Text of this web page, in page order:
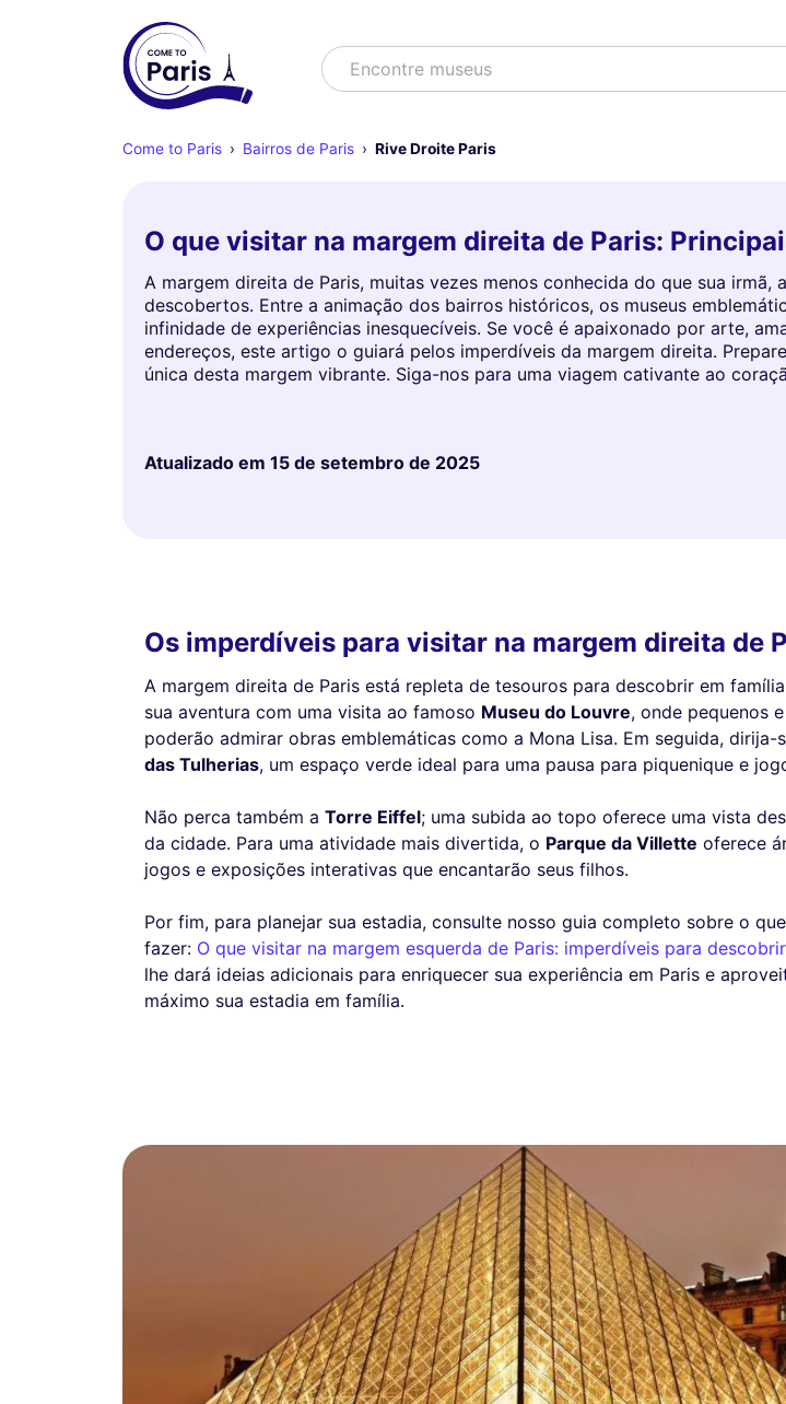
BuscarEncontre espectá
Come to Paris Bairros de Paris Rive Droite Paris
O que visitar na margem direita de Paris:
A margem direita de Paris, muitas vezes menos conhecida do que sua
descobertos. Entre a animação dos bairros históricos, os museus
infinidade de experiências inesquecíveis. Se você é apaixonado por arte,
endereços, este artigo o guiará pelos imperdíveis da margem direita.
única desta margem vibrante. Siga-nos para uma viagem cativante ao
Atualizado em 15 de setembro de 2025
Os imperdíveis para visitar na margem direita de
A margem direita de Paris está repleta de tesouros para descobrir em
sua aventura com uma visita ao famoso Museu do Louvre, onde pequenos
poderão admirar obras emblemáticas como a Mona Lisa. Em seguida, dirija-
das Tulherias, um espaço verde ideal para uma pausa para piquenique e
Não perca também a Torre Eiffel; uma subida ao topo oferece uma vista
da cidade. Para uma atividade mais divertida, o Parque da Villette oferece
jogos e exposições interativas que encantarão seus filhos.
Por fim, para planejar sua estadia, consulte nosso guia completo sobre o
fazer: O que visitar na margem esquerda de Paris: imperdíveis para descobrir
lhe dará ideias adicionais para enriquecer sua experiência em Paris e
máximo sua estadia em família.